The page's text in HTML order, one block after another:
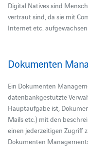
Digital Natives sind
vertraut sind, da sie mit
Internet etc.
Dokumenten
Ein Dokumenten
datenbankgestützte
Hauptaufgabe ist,
Mails etc.) mit den
einen jederzeitigen Zugriff
Dokumenten